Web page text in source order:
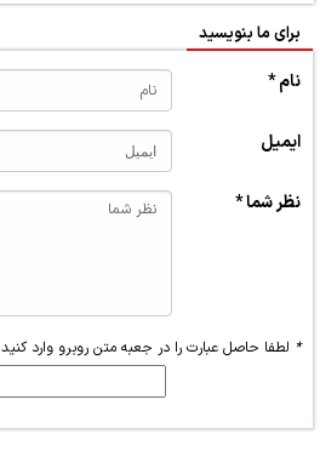
برای ما بنویسید
نام *
ایمیل
نظر شما *
* لطفا حاصل عبارت را در جعبه متن روبرو وارد کنید